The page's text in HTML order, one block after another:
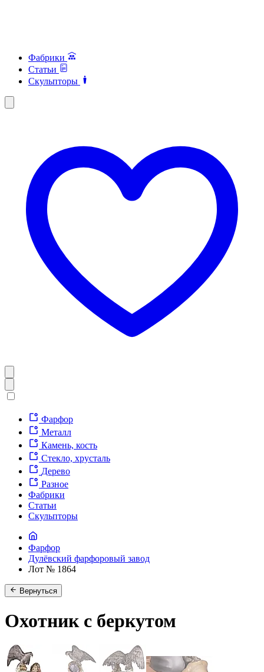
Фабрики
Статьи
Скульпторы
Фарфор
Металл
Камень, кость
Стекло, хрусталь
Дерево
Разное
Фабрики
Статьи
Скульпторы
Фарфор
Дулёвский фарфоровый завод
Лот № 1864
Вернуться
Охотник с беркутом